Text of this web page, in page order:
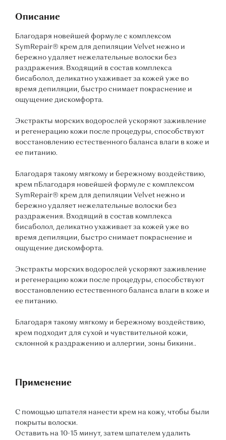
Описание
Благодаря новейшей формуле с комплексом
SymRepair® крем для депиляции Velvet нежно и
бережно удаляет нежелательные волоски без
раздражения. Входящий в состав комплекса
бисаболол, деликатно ухаживает за кожей уже во
время депиляции, быстро снимает покраснение и
ощущение дискомфорта.
Экстракты морских водорослей ускоряют заживление
и регенерацию кожи после процедуры, способствуют
восстановлению естественного баланса влаги в коже и
ее питанию.
Благодаря такому мягкому и бережному воздействию,
крем пБлагодаря новейшей формуле с комплексом
SymRepair® крем для депиляции Velvet нежно и
бережно удаляет нежелательные волоски без
раздражения. Входящий в состав комплекса
бисаболол, деликатно ухаживает за кожей уже во
время депиляции, быстро снимает покраснение и
ощущение дискомфорта.
Экстракты морских водорослей ускоряют заживление
и регенерацию кожи после процедуры, способствуют
восстановлению естественного баланса влаги в коже и
ее питанию.
Благодаря такому мягкому и бережному воздействию,
крем подходит для сухой и чувствительной кожи,
склонной к раздражению и аллергии, зоны бикини..
Применение
С помощью шпателя нанести крем на кожу, чтобы были
покрыты волоски.
Оставить на 10-15 минут, затем шпателем удалить